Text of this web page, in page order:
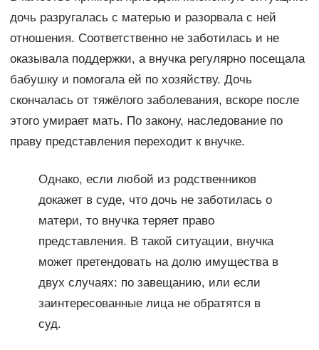
дочь разругалась с матерью и разорвала с ней
отношения. Соответственно не заботилась и не
оказывала поддержки, а внучка регулярно посещала
бабушку и помогала ей по хозяйству. Дочь
скончалась от тяжёлого заболевания, вскоре после
этого умирает мать. По закону, наследование по
праву представления переходит к внучке.
Однако, если любой из родственников
докажет в суде, что дочь не заботилась о
матери, то внучка теряет право
представления. В такой ситуации, внучка
может претендовать на долю имущества в
двух случаях: по завещанию, или если
заинтересованные лица не обратятся в
суд.